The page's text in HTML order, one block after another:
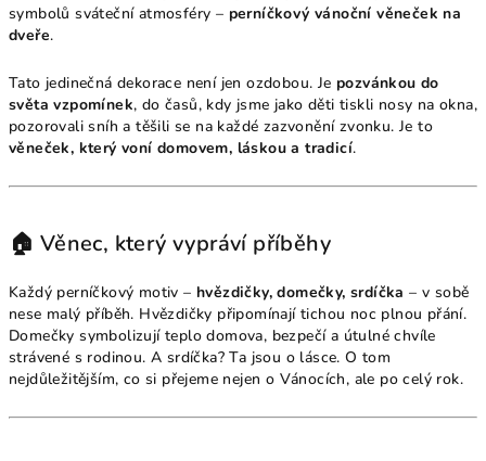
symbolů sváteční atmosféry – perníčkový vánoční věneček na
dveře.
Tato jedinečná dekorace není jen ozdobou. Je pozvánkou do
světa vzpomínek, do časů, kdy jsme jako děti tiskli nosy na okna,
pozorovali sníh a těšili se na každé zazvonění zvonku. Je to
věneček, který voní domovem, láskou a tradicí.
🏠 Věnec, který vypráví příběhy
Každý perníčkový motiv – hvězdičky, domečky, srdíčka – v sobě
nese malý příběh. Hvězdičky připomínají tichou noc plnou přání.
Domečky symbolizují teplo domova, bezpečí a útulné chvíle
strávené s rodinou. A srdíčka? Ta jsou o lásce. O tom
nejdůležitějším, co si přejeme nejen o Vánocích, ale po celý rok.